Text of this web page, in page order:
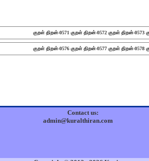
குறள் திறன்-0571 குறள் திறன்-0572 குறள் திறன்-0573
குறள் திறன்-0576 குறள் திறன்-0577 குறள் திறன்-0578
Contact us:
admin@kuralthiran.com